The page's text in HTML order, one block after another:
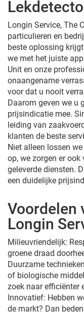
Longin Service, The
particulieren en
beste oplossing
we met het juiste
Unit en onze
onaangename
voor dat u nooit
Daarom geven we u
prijsindicatie mee.
leiding van
klanten de beste
Niet alleen lossen
op, we zorgen er
geleverde diensten.
een duidelijke
Voordelen
Longin
Milieuvriendelijk:
groene draad
Duurzame
of biologische
zoek naar efficiënter
Innovatief: Hebben
de markt? Dan